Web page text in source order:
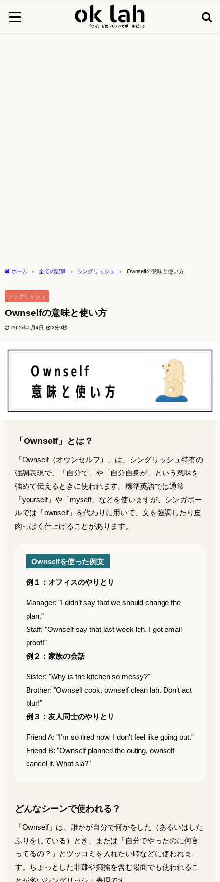
ホーム 全ての記事 シングリッシュ Ownselfの意味と使い方
シングリッシュ
Ownselfの意味と使い方
2025年5月4日 2分9秒
「Ownself」とは？
「Ownself（オウンセルフ）」は、シングリッシュ特有の
強調表現で、「自分で」や「自分自身が」という意味を
強めて伝えるときに使われます。標準英語では通常
「yourself」や「myself」などを使いますが、シンガポー
ルでは「ownself」を代わりに用いて、文を強調したり皮
肉っぽく仕上げることがあります。
Ownselfを使った例文
例１：オフィスのやりとり
Manager: "I didn’t say that we should change the
plan."
Staff: "Ownself say that last week leh. I got email
proof!"
例２：家族の会話
Sister: "Why is the kitchen so messy?"
Brother: "Ownself cook, ownself clean lah. Don’t act
blur!"
例３：友人同士のやりとり
Friend A: "I’m so tired now, I don't feel like going out."
Friend B: "Ownself planned the outing, ownself
cancel it. What sia?"
どんなシーンで使われる？
「Ownself」は、誰かが自分で何かをした（あるいはした
ふりをしている）とき、または「自分でやったのに何言
ってるの？」とツッコミを入れたい時などに使われま
す。ちょっとした非難や揶揄を含む場面でも使われるこ